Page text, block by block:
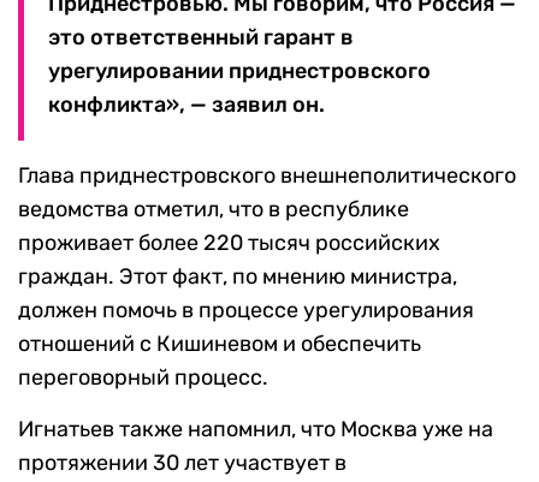
это ответственный гарант в
урегулировании приднестровского
конфликта», — заявил он.
Глава приднестровского внешнеполитического
ведомства отметил, что в республике
проживает более 220 тысяч российских
граждан. Этот факт, по мнению министра,
должен помочь в процессе урегулирования
отношений с Кишиневом и обеспечить
переговорный процесс.
Игнатьев также напомнил, что Москва уже на
протяжении 30 лет участвует в